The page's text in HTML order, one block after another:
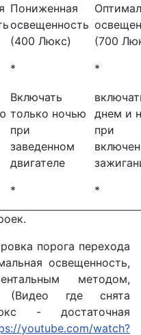
Пониженная
освещенность
(400 Люкс)
*
(700
*
Включать
только ночью
при
заведенном
двигателе
*
днем и
при
*
порога перехода
освещенность,
методом,
(Видео где снята
- достаточная
youtube.com/watch?